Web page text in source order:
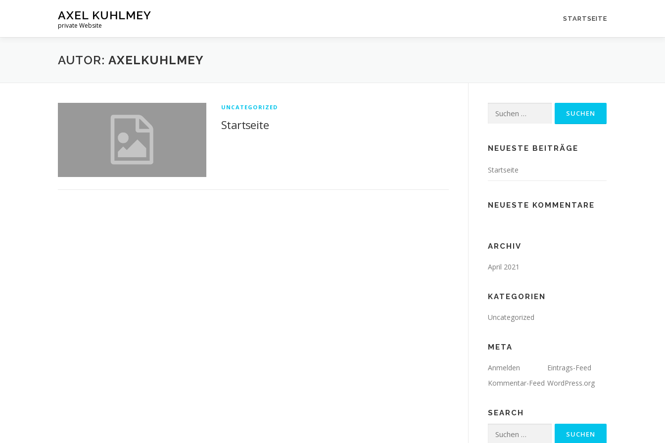
AXEL KUHLMEY
private Website
STARTSEITE
AUTOR: AXELKUHLMEY
UNCATEGORIZED
Startseite
nach:
NEUESTE BEITRÄGE
Startseite
NEUESTE KOMMENTARE
ARCHIV
April 2021
KATEGORIEN
Uncategorized
META
Anmelden
Eintrags-Feed
Kommentar-Feed WordPress.org
SEARCH
nach: